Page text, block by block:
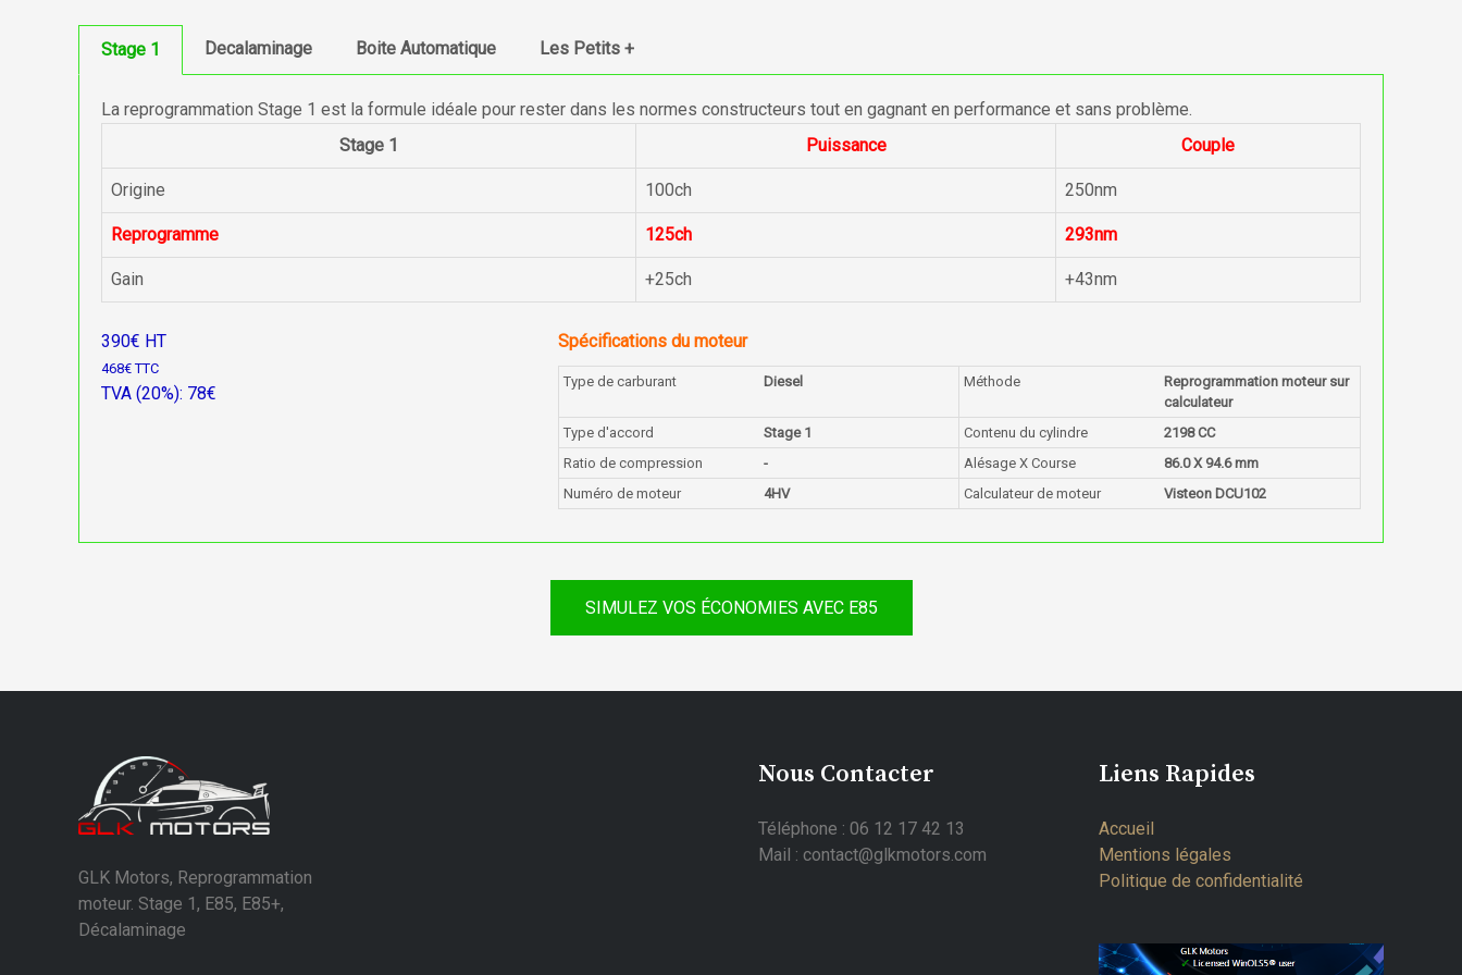
Stage 1 Decalaminage Boite Automatique Les Petits +
La reprogrammation Stage 1 est la formule idéale pour rester dans les normes constructeurs tout en gagnant en performance et sans problème.
Stage 1
Puissance Couple
Origine 100ch 250nm
Reprogramme 125ch 293nm
Gain +25ch +43nm
390€ HT
468€ TTC
TVA (20%): 78€
Spécifications du moteur
Type de carburant Diesel Méthode
Reprogrammation moteur sur
calculateur
Type d'accord
Stage 1 Contenu du cylindre
2198 CC
Ratio de compression
- Alésage X Course
86.0 X 94.6 mm
Numéro de moteur
4HV Calculateur de moteur Visteon DCU102
SIMULEZ VOS ÉCONOMIES AVEC E85
GLK Motors, Reprogrammation
moteur. Stage 1, E85, E85+,
Décalaminage
Nous Contacter
Téléphone : 06 12 17 42 13
Mail : contact@glkmotors.com
Liens Rapides
Accueil
Mentions légales
Politique de confidentialité